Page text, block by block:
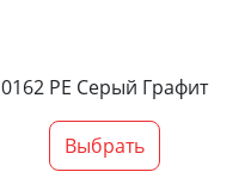
0162 PE Серый Графит
Выбрать